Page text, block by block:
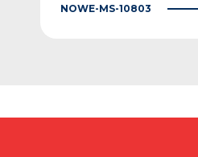
NOWE-MS-10803